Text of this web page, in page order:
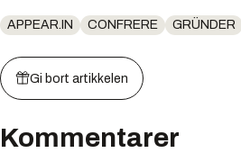
APPEAR.IN CONFRERE GRÜNDER
Gi bort artikkelen
Kommentarer